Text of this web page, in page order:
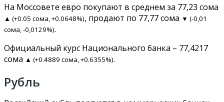
На Моссовете евро покупают в среднем за 77,23 сома
▲ (+0.05 сома, +0.0648%), продают по 77,77 сома ▼ (-0,01
сома, -0,0129%).
Официальный курс Национального банка – 77,4217
сома ▲ (+0.4889 сома, +0.6355%).
Рубль